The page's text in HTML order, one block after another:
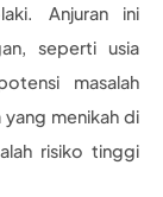
Anjuran ini
seperti usia
masalah
menikah di
risiko tinggi